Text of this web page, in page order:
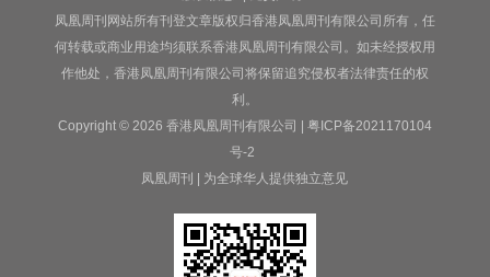
凤凰周刊网站所有刊登文章版权归香港凤凰周刊有限公司所有，任
何转载或商业用途均须联系香港凤凰周刊有限公司。如未经授权用
作他处，香港凤凰周刊有限公司将保留追究侵权者法律责任的权
利。
Copyright © 2026 香港凤凰周刊有限公司 | 粤ICP备2021170104
号-2
凤凰周刊 | 为全球华人提供独立意见